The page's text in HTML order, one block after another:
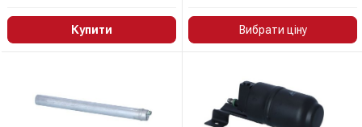
Купити Вибрати ціну